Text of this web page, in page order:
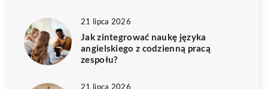
21 lipca 2026
Jak zintegrować naukę języka
angielskiego z codzienną pracą
zespołu?
21 lipca 2026